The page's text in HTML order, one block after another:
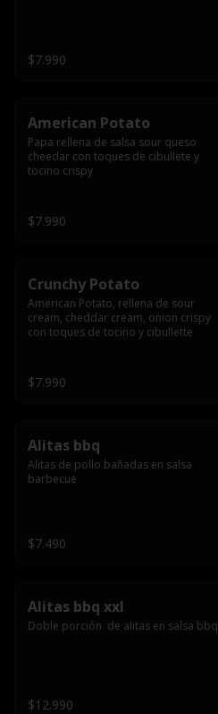
$7.990
American Potato
Papa rellena de salsa sour queso
cheedar con toques de cibullete y
tocino crispy
$7.990
Crunchy Potato
American Potato, rellena de sour
cream, cheddar cream, onion crispy
con toques de tocino y cibullette
$7.990
Alitas bbq
Alitas de pollo bañadas en salsa
barbecue
$7.490
Alitas bbq xxl
Doble porción  de alitas en salsa bbq
$12.990